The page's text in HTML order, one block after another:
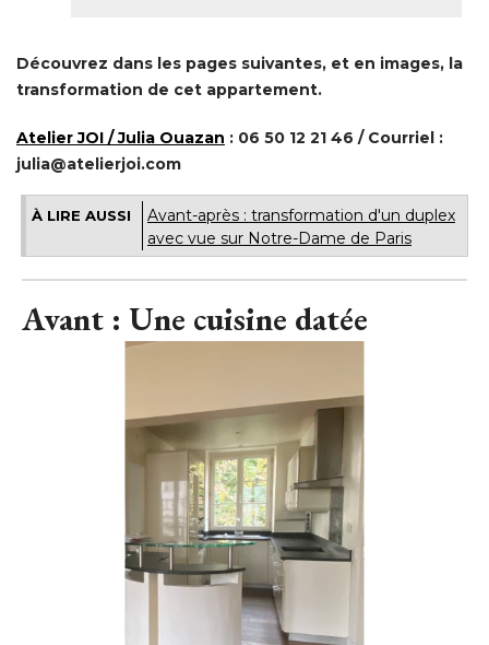
Découvrez dans les pages suivantes, et en images, la
transformation de cet appartement.
Atelier JOI / Julia Ouazan : 06 50 12 21 46 / Courriel :
julia@atelierjoi.com
À LIRE AUSSI
Avant-après : transformation d'un duplex
avec vue sur Notre-Dame de Paris
Avant : Une cuisine datée